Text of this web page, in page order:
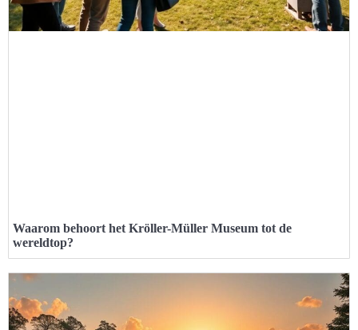
Waarom behoort het Kröller-Müller Museum tot de
wereldtop?